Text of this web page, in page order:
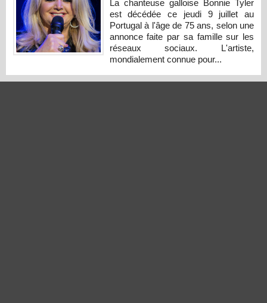
La chanteuse galloise Bonnie Tyler
est décédée ce jeudi 9 juillet au
Portugal à l'âge de 75 ans, selon une
annonce faite par sa famille sur les
réseaux sociaux. L'artiste,
mondialement connue pour...